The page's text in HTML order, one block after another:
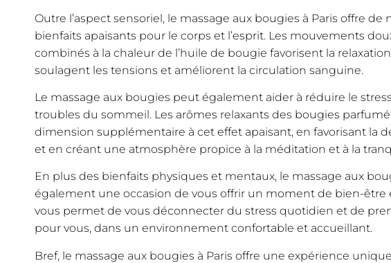
Outre l’aspect sensoriel, le massage aux bougies à Paris offre de
bienfaits apaisants pour le corps et l’esprit. Les mouvements
combinés à la chaleur de l’huile de bougie favorisent la
soulagent les tensions et améliorent la circulation sanguine.
Le massage aux bougies peut également aider à réduire le
troubles du sommeil. Les arômes relaxants des bougies
dimension supplémentaire à cet effet apaisant, en favorisant la
et en créant une atmosphère propice à la méditation et à la
En plus des bienfaits physiques et mentaux, le massage aux
également une occasion de vous offrir un moment de bien-être
vous permet de vous déconnecter du stress quotidien et de
pour vous, dans un environnement confortable et accueillant.
Bref, le massage aux bougies à Paris offre une expérience